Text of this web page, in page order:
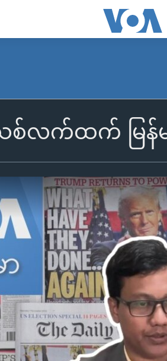
လက်ထက် မြန်
No media